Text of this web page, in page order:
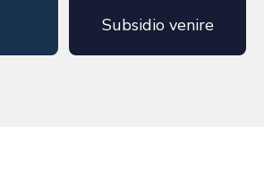
Subsidio venire